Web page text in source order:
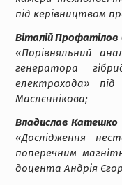
під керівництвом
Віталій Профатілов
«Порівняльний
генератора
електрохода»
Маслєннікова;
Владислав Катешко
«Дослідження
поперечним
доцента Андрія